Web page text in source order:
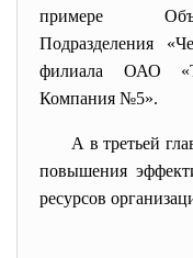
примере
Подразделения
филиала ОАО
Компания №5».
А в третьей
повышения
ресурсов